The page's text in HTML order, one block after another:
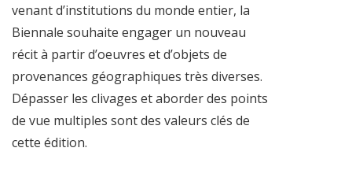
venant d’institutions du monde entier, la
Biennale souhaite engager un nouveau
récit à partir d’oeuvres et d’objets de
provenances géographiques très diverses.
Dépasser les clivages et aborder des points
de vue multiples sont des valeurs clés de
cette édition.